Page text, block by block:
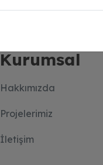
Kurumsal
Hakkımızda
Projelerimiz
İletişim